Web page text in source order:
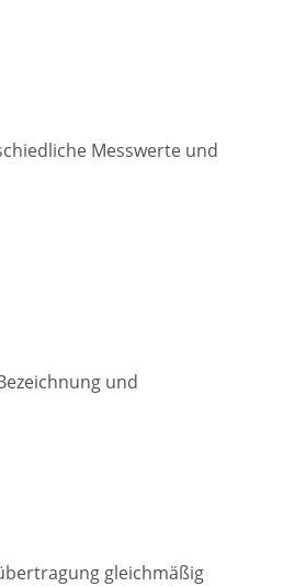
Messwerte und
und
gleichmäßig